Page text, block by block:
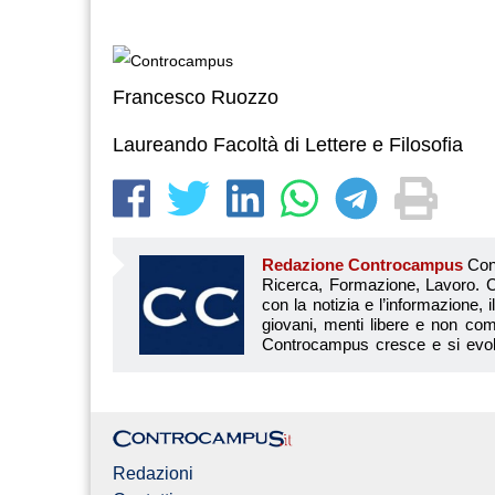
Francesco Ruozzo
Laureando Facoltà di Lettere e Filosofia
Redazione Controcampus Controcampus è Il magazine più letto dai giovani su: Scuola, Università, Ricerca, Formazione, Lavoro. Controcampus nasce nell’ottobre 2001 con la missione di affiancare con la notizia e l’informazione, il mondo dell’istruzione e dell’università. Il suo cuore pulsante sono i giovani, menti libere e non compromesse da nessun interesse di parte. Il progetto è ambizioso e Controcampus cresce e si evolve arricchendo il proprio staff con nuovi giovani vogliosi di
Redazioni